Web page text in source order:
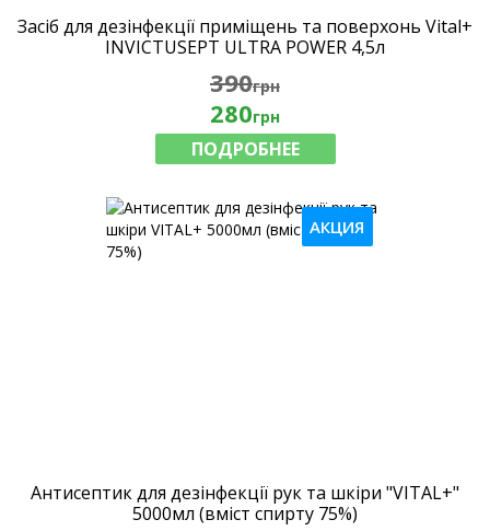
Засіб для дезінфекції приміщень та поверхонь Vital+
INVICTUSEPT ULTRA POWER 4,5л
390грн
280грн
ПОДРОБНЕЕ
АКЦИЯ
Антисептик для дезінфекції рук та шкіри "VITAL+"
5000мл (вміст спирту 75%)